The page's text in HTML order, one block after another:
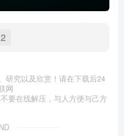
2
研究以及欣赏！请在下载后24
网
要在线解压，与人方便与己方